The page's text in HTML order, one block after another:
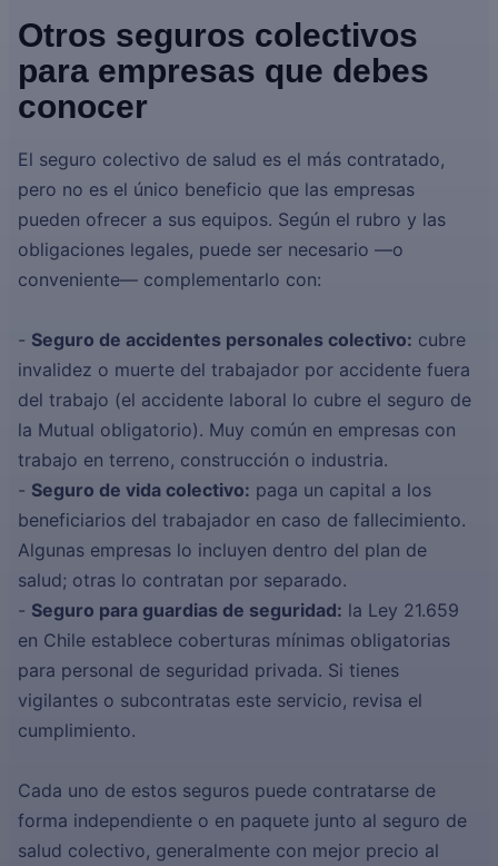
Otros seguros colectivos
para empresas que debes
conocer
El seguro colectivo de salud es el más contratado,
pero no es el único beneficio que las empresas
pueden ofrecer a sus equipos. Según el rubro y las
obligaciones legales, puede ser necesario —o
conveniente— complementarlo con:
- Seguro de accidentes personales colectivo: cubre
invalidez o muerte del trabajador por accidente fuera
del trabajo (el accidente laboral lo cubre el seguro de
la Mutual obligatorio). Muy común en empresas con
trabajo en terreno, construcción o industria.
- Seguro de vida colectivo: paga un capital a los
beneficiarios del trabajador en caso de fallecimiento.
Algunas empresas lo incluyen dentro del plan de
salud; otras lo contratan por separado.
- Seguro para guardias de seguridad: la Ley 21.659
en Chile establece coberturas mínimas obligatorias
para personal de seguridad privada. Si tienes
vigilantes o subcontratas este servicio, revisa el
cumplimiento.
Cada uno de estos seguros puede contratarse de
forma independiente o en paquete junto al seguro de
salud colectivo, generalmente con mejor precio al